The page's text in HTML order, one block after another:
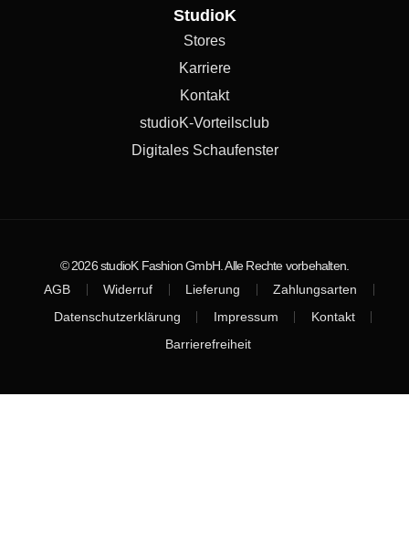
StudioK
Stores
Karriere
Kontakt
studioK-Vorteilsclub
Digitales Schaufenster
© 2026 studioK Fashion GmbH. Alle Rechte vorbehalten.
AGB
Widerruf Lieferung
Zahlungsarten
Datenschutzerklärung
Impressum
Kontakt
Barrierefreiheit